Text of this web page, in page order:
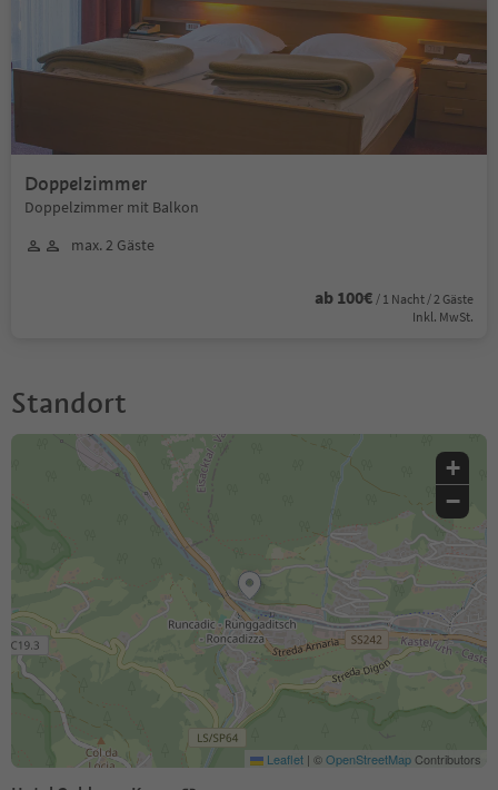
Doppelzimmer
Doppelzimmer mit Balkon
max. 2 Gäste
ab 100€ / 1 Nacht / 2 Gäste
Inkl. MwSt.
Standort
+
−
Leaflet | ©OpenStreetMapContributors